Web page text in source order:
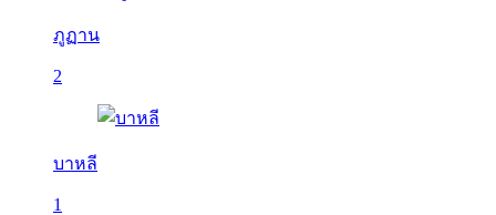
ภูฏาน
2
บาหลี
1